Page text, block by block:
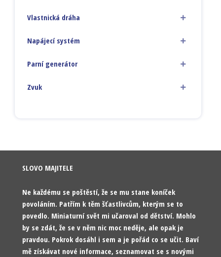
Vlastnická dráha
Napájecí systém
Parní generátor
Zvuk
SLOVO MAJITELE
Ne každému se poštěstí, že se mu stane koníček
povoláním. Patřím k těm šťastlivcům, kterým se to
povedlo. Miniaturní svět mi učaroval od dětství. Mohlo
by se zdát, že se v něm nic moc neděje, ale opak je
pravdou. Pokrok dosáhl i sem a je pořád co se učit. Baví
mě získávat nové informace, seznamovat se s novými